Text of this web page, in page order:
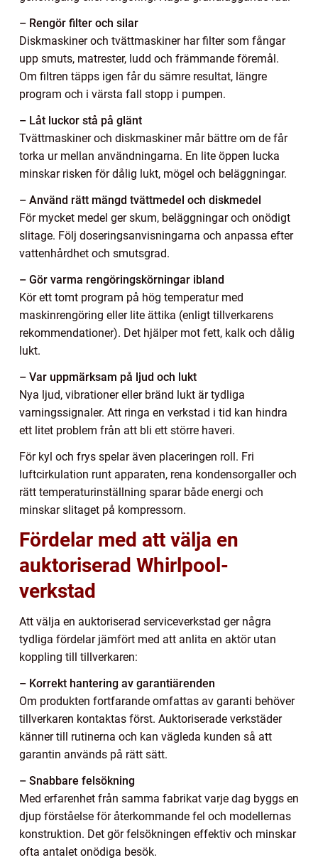
– Rengör filter och silar
Diskmaskiner och tvättmaskiner har filter som fångar
upp smuts, matrester, ludd och främmande föremål.
Om filtren täpps igen får du sämre resultat, längre
program och i värsta fall stopp i pumpen.
– Låt luckor stå på glänt
Tvättmaskiner och diskmaskiner mår bättre om de får
torka ur mellan användningarna. En lite öppen lucka
minskar risken för dålig lukt, mögel och beläggningar.
– Använd rätt mängd tvättmedel och diskmedel
För mycket medel ger skum, beläggningar och onödigt
slitage. Följ doseringsanvisningarna och anpassa efter
vattenhårdhet och smutsgrad.
– Gör varma rengöringskörningar ibland
Kör ett tomt program på hög temperatur med
maskinrengöring eller lite ättika (enligt tillverkarens
rekommendationer). Det hjälper mot fett, kalk och dålig
lukt.
– Var uppmärksam på ljud och lukt
Nya ljud, vibrationer eller bränd lukt är tydliga
varningssignaler. Att ringa en verkstad i tid kan hindra
ett litet problem från att bli ett större haveri.
För kyl och frys spelar även placeringen roll. Fri
luftcirkulation runt apparaten, rena kondensorgaller och
rätt temperaturinställning sparar både energi och
minskar slitaget på kompressorn.
Fördelar med att välja en
auktoriserad Whirlpool-
verkstad
Att välja en auktoriserad serviceverkstad ger några
tydliga fördelar jämfört med att anlita en aktör utan
koppling till tillverkaren:
– Korrekt hantering av garantiärenden
Om produkten fortfarande omfattas av garanti behöver
tillverkaren kontaktas först. Auktoriserade verkstäder
känner till rutinerna och kan vägleda kunden så att
garantin används på rätt sätt.
– Snabbare felsökning
Med erfarenhet från samma fabrikat varje dag byggs en
djup förståelse för återkommande fel och modellernas
konstruktion. Det gör felsökningen effektiv och minskar
ofta antalet onödiga besök.